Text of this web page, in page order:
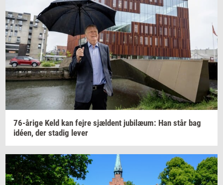
76-​årige Keld kan fejre sjæl­dent ju­bilæum: Han står bag
idéen, der sta­dig lever